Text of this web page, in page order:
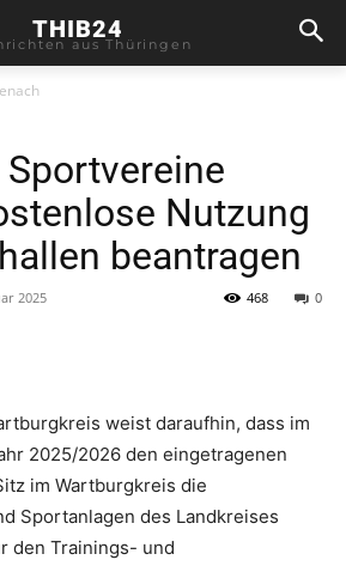
THIB24
aus Thüringen
Nutzung
beantragen
2025 0
468
weist daraufhin, dass im
2025/2026 den eingetragenen
im Wartburgkreis die
Sportanlagen des Landkreises
den Trainings- und